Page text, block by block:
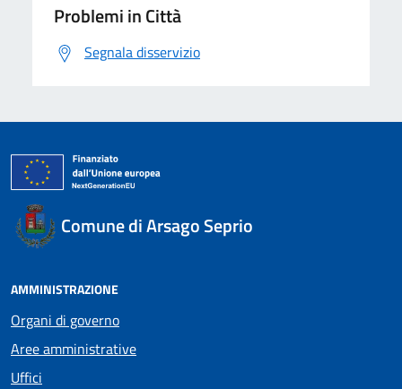
Problemi in Città
Segnala disservizio
Comune di Arsago Seprio
AMMINISTRAZIONE
Organi di governo
Aree amministrative
Uffici